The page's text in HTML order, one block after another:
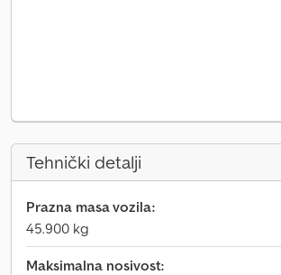
Tehnički detalji
Prazna masa vozila:
45.900 kg
Maksimalna nosivost: